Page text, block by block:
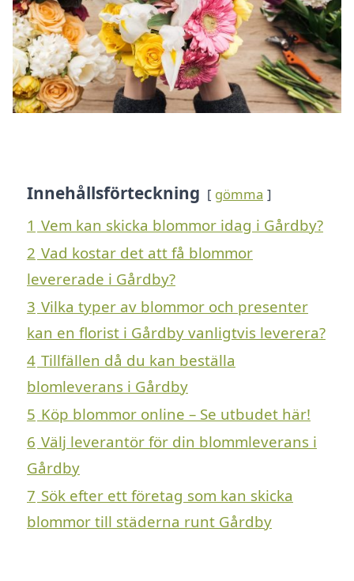
Innehållsförteckning gömma
1 Vem kan skicka blommor idag i Gårdby?
2 Vad kostar det att få blommor
levererade i Gårdby?
3 Vilka typer av blommor och presenter
kan en florist i Gårdby vanligtvis leverera?
4 Tillfällen då du kan beställa
blomleverans i Gårdby
5 Köp blommor online – Se utbudet här!
6 Välj leverantör för din blommleverans i
Gårdby
7 Sök efter ett företag som kan skicka
blommor till städerna runt Gårdby